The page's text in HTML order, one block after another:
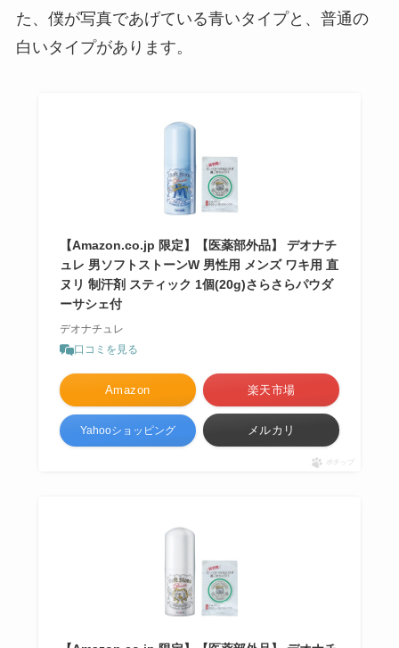
た、僕が写真であげている青いタイプと、普通の
白いタイプがあります。
【Amazon.co.jp 限定】【医薬部外品】 デオナチ
ュレ 男ソフトストーンW 男性用 メンズ ワキ用 直
ヌリ 制汗剤 スティック 1個(20g)さらさらパウダ
ーサシェ付
デオナチュレ
口コミを見る
Amazon 楽天市場
Yahooショッピング メルカリ
ポチップ